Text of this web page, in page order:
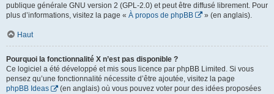
publique générale GNU version 2 (GPL-2.0) et peut être diffusé librement. Pour
plus d’informations, visitez la page « À propos de phpBB » (en anglais).
Haut
Pourquoi la fonctionnalité X n’est pas disponible ?
Ce logiciel a été développé et mis sous licence par phpBB Limited. Si vous
pensez qu’une fonctionnalité nécessite d’être ajoutée, visitez la page
phpBB Ideas
(en anglais) où vous pouvez voter pour des idées proposées